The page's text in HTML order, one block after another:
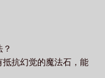
抗幻觉的魔法石，能